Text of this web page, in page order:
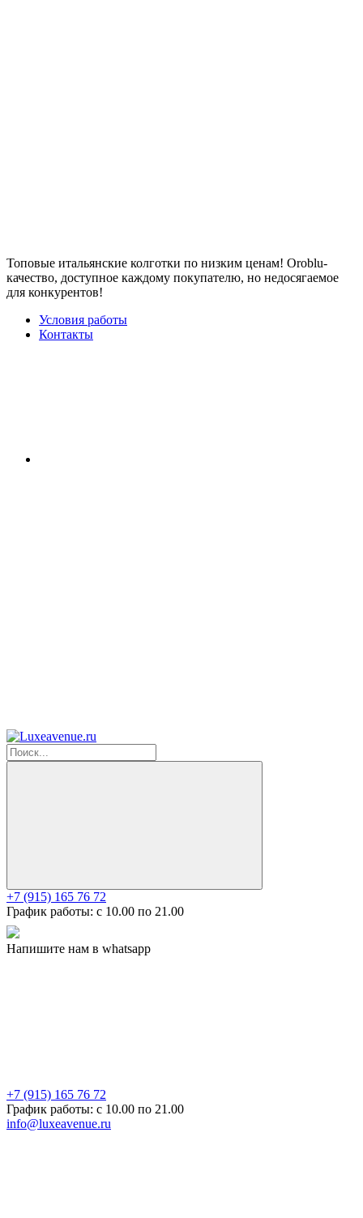
Топовые итальянские колготки по низким ценам! Oroblu-
качество, доступное каждому покупателю, но недосягаемое
для конкурентов!
Условия работы
Контакты
+7 (915) 165 76 72
График работы: c 10.00 по 21.00
Напишите нам в whatsapp
+7 (915) 165 76 72
График работы: c 10.00 по 21.00
info@luxeavenue.ru